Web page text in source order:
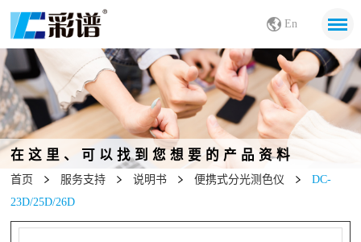
En
在这里、可以找到您想要的产品资料
首页 服务支持 说明书 便携式分光测色仪
DC-
23D/25D/26D